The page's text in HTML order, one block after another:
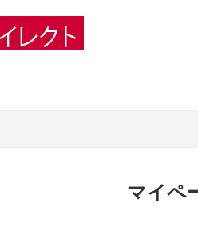
マイペ